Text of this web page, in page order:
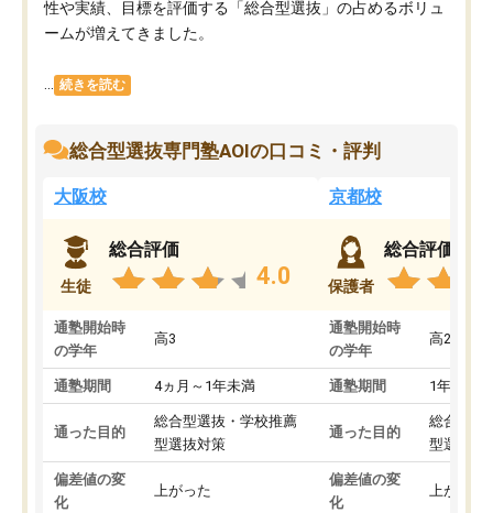
性や実績、目標を評価する「総合型選抜」の占めるボリュ
ームが増えてきました。
続きを読む
総合型選抜専門塾AOIの口コミ・評判
大阪校
生徒
総合評価
4.0
通塾開始時
の学年
高3
通塾期間 4ヵ月～1年未満
通った目的
総合型選抜・学校推薦
型選抜対策
偏差値の変
化
上がった
京都校
保護者
総合評価
通塾開始時
の学年
高2
通塾期間 1年以上
通った目的
総合型選
型選抜対
偏差値の変
化
上がった